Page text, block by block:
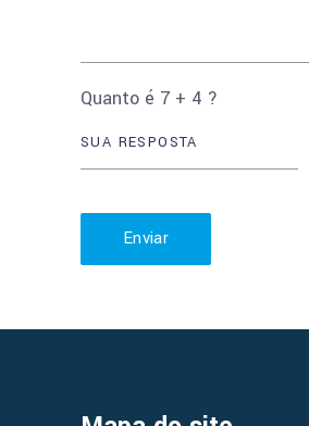
Quanto é 7 + 4 ?
Enviar